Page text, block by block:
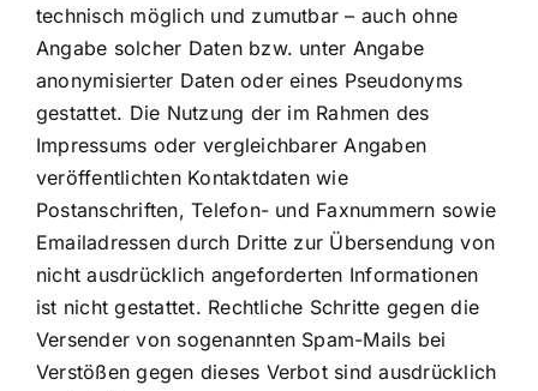
technisch möglich und zumutbar – auch ohne
Angabe solcher Daten bzw. unter Angabe
anonymisierter Daten oder eines Pseudonyms
gestattet. Die Nutzung der im Rahmen des
Impressums oder vergleichbarer Angaben
veröffentlichten Kontaktdaten wie
Postanschriften, Telefon- und Faxnummern sowie
Emailadressen durch Dritte zur Übersendung von
nicht ausdrücklich angeforderten Informationen
ist nicht gestattet. Rechtliche Schritte gegen die
Versender von sogenannten Spam-Mails bei
Verstößen gegen dieses Verbot sind ausdrücklich